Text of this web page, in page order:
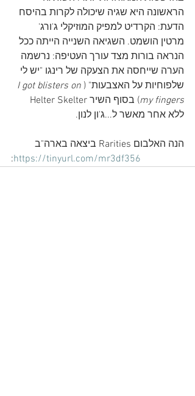
הראשונה היא שגיה שיכולה לקרות בהיסח
הדעת: הקרדיט למפיק המוזיקלי ג'ורג'
מרטין הושמט. השגיאה השנייה הייתה ככל
הנראה בורות מצד עורך העטיפה: נרשמה
הערה שייחסה את הצעקה של רינגו "יש לי
שלפוחיות על האצבעות" ( I got blisters on
my fingers
ללא אחר מאשר ל...ג'ון לנון.
הנה האלבום Rarities ביצאה בארה"ב
:https://tinyurl.com/mr3df356